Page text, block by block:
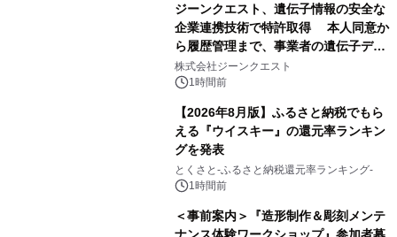
ジーンクエスト、遺伝子情報の安全な
企業連携技術で特許取得 本人同意か
ら履歴管理まで、事業者の遺伝子デー
タ活用を支援
株式会社ジーンクエスト
1時間前
【2026年8月版】ふるさと納税でもら
える『ウイスキー』の還元率ランキン
グを発表
とくさと-ふるさと納税還元率ランキング-
1時間前
＜事前案内＞『造形制作＆彫刻メンテ
ナンス体験ワークショップ』参加者募